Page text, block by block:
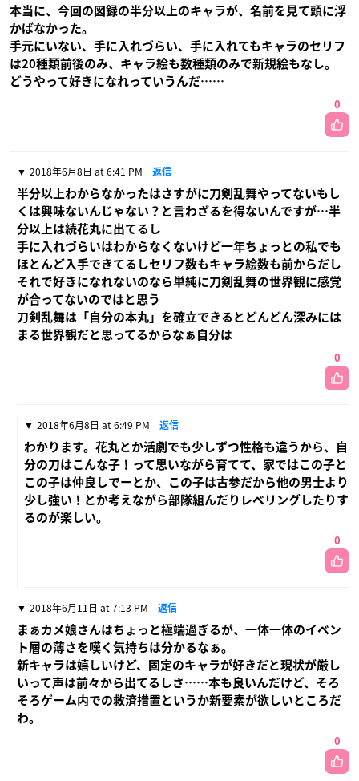
本当に、今回の図録の半分以上のキャラが、名前を見て頭に浮
かばなかった。
手元にいない、手に入れづらい、手に入れてもキャラのセリフ
は20種類前後のみ、キャラ絵も数種類のみで新規絵もなし。
どうやって好きになれっていうんだ……
0
2018年6月8日 at 6:41 PM 返信
半分以上わからなかったはさすがに刀剣乱舞やってないもし
くは興味ないんじゃない？と言わざるを得ないんですが…半
分以上は続花丸に出てるし
手に入れづらいはわからなくないけど一年ちょっとの私でも
ほとんど入手できてるしセリフ数もキャラ絵数も前からだし
それで好きになれないのなら単純に刀剣乱舞の世界観に感覚
が合ってないのではと思う
刀剣乱舞は「自分の本丸」を確立できるとどんどん深みには
まる世界観だと思ってるからなぁ自分は
0
2018年6月8日 at 6:49 PM 返信
わかります。花丸とか活劇でも少しずつ性格も違うから、自
分の刀はこんな子！って思いながら育てて、家ではこの子と
この子は仲良しでーとか、この子は古参だから他の男士より
少し強い！とか考えながら部隊組んだりレベリングしたりす
るのが楽しい。
0
2018年6月11日 at 7:13 PM 返信
まぁカメ娘さんはちょっと極端過ぎるが、一体一体のイベン
ト層の薄さを嘆く気持ちは分かるなぁ。
新キャラは嬉しいけど、固定のキャラが好きだと現状が厳し
いって声は前々から出てるしさ……本も良いんだけど、そろ
そろゲーム内での救済措置というか新要素が欲しいところだ
わ。
0